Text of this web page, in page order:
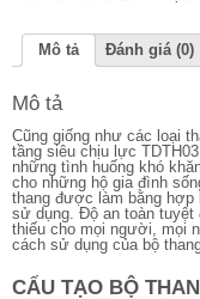
Mô tả Đánh giá (0)
Mô tả
Cũng giống như các loại
tầng siêu chịu lực
những tình huống khó
cho những hộ gia đình
thang được làm bằng hợp
sử dụng. Độ an toàn tuyệt
thiếu cho mọi người, mọi
cách sử dụng của bộ
CẤU TẠO BỘ